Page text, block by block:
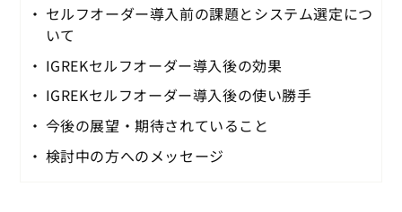
セルフオーダー導入前の課題とシステム選定につ
いて
IGREKセルフオーダー導入後の効果
IGREKセルフオーダー導入後の使い勝手
今後の展望・期待されていること
検討中の方へのメッセージ